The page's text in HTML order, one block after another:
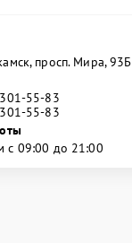
просп. Мира, 93Б
55-83
55-83
с 09:00 до 21:00